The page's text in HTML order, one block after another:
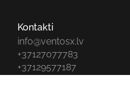
Kontakti
info@ventosx.lv
+37127077783
+37129577187